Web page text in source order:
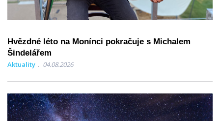
Hvězdné léto na Monínci pokračuje s Michalem
Šindelářem
Aktuality 04.08.2026